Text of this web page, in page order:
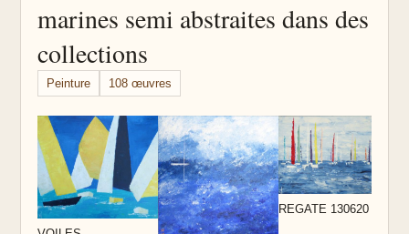
marines semi abstraites dans des
collections
Peinture 108 œuvres
REGATE 130620